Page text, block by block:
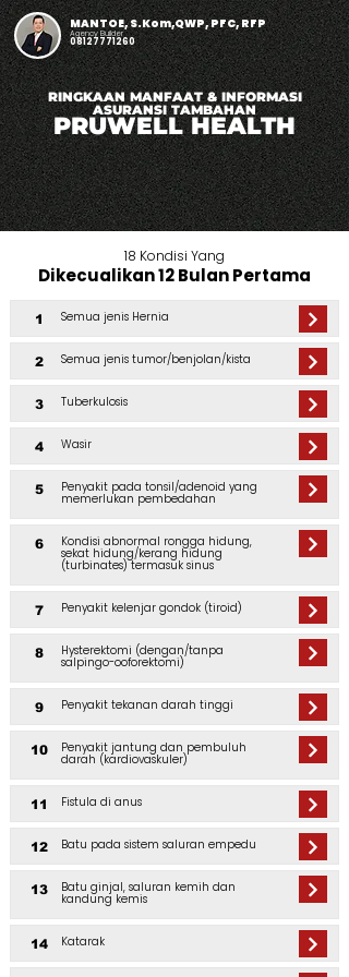
MANTOE, S.Kom,QWP, PFC, RFP
Agency Builder
08127771260
RINGKAAN MANFAAT & INFORMASI
ASURANSI TAMBAHAN
PRUWELL HEALTH
18 Kondisi Yang
Dikecualikan 12 Bulan Pertama
1 Semua jenis Hernia
2 Semua jenis tumor/benjolan/kista
3 Tuberkulosis
4 Wasir
5 Penyakit pada tonsil/adenoid yang
memerlukan pembedahan
6 Kondisi abnormal rongga hidung,
sekat hidung/kerang hidung
(turbinates) termasuk sinus
7 Penyakit kelenjar gondok (tiroid)
8 Hysterektomi (dengan/tanpa
salpingo-ooforektomi)
9 Penyakit tekanan darah tinggi
10 Penyakit jantung dan pembuluh
darah (kardiovaskuler)
11 Fistula di anus
12 Batu pada sistem saluran empedu
13 Batu ginjal, saluran kemih dan
kandung kemis
14 Katarak